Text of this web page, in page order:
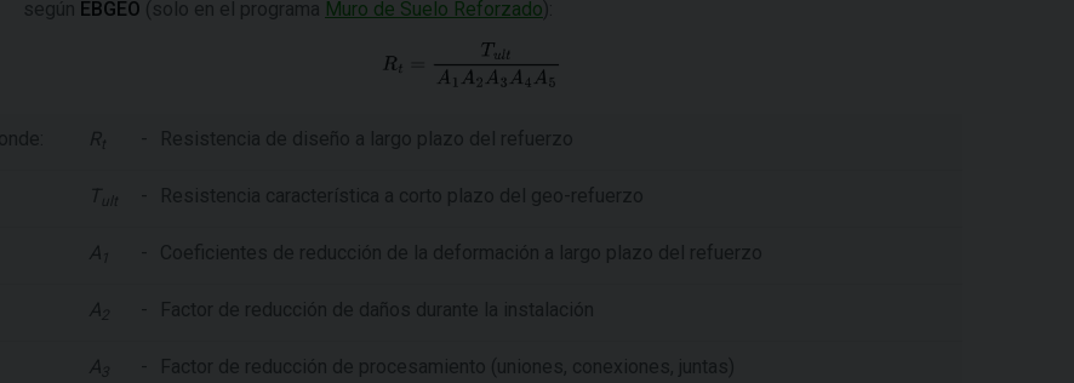
según EBGEO (solo en el programa Muro de Suelo Reforzado):
R t - Resistencia de diseño a largo plazo del refuerzo
T ult - Resistencia característica a corto plazo del geo-refuerzo
A 1 - Coeficientes de reducción de la deformación a largo plazo del refuerzo
A2 - Factor de reducción de daños durante la instalación
A 3 - Factor de reducción de procesamiento (uniones, conexiones, juntas)